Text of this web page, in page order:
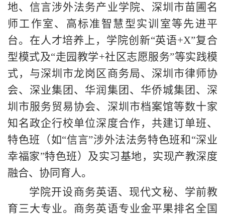
地、信言涉外法务产业学院、深圳市苗圃名
师工作室、高标准智慧型实训室等先进平
台。在人才培养上，学院创新“英语+X”复合
型模式及“走园教学+社区志愿服务”等实践模
式，与深圳市龙岗区商务局、深圳市律师协
会、深业集团、华润集团、华侨城集团、深
圳市服务贸易协会、深圳市档案馆等数十家
知名政企行校单位深度合作，共建订单班、
特色班（如“信言”涉外法法务特色班和“深业
幸福家”特色班）及实习基地，实现产教深度
融合、协同育人。
学院开设商务英语、现代文秘、学前教
育三大专业。商务英语专业金平果排名全国